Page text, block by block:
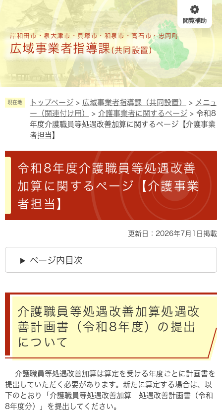
の
。
メニューを飛ばして本文へ
岸和田市・泉大津市・貝塚市・和泉市・高石市・忠岡町
広域事業者指導課 (共同設置)
現在地 トップページ > 広域事業者指導課（共同設置） > メニュ
ー（関連付け用）
> 介護事業者に関するページ > 令和8
年度介護職員等処遇改善加算に関するページ【介護事業
者担当】
本
令和8年度介護職員等処遇改善
加算に関するページ【介護事業
者担当】
更新日：2026年7月1日掲載
ページ内目次
介護職員等処遇改善加算処遇改
善計画書（令和8年度）の提出
について
介護職員等処遇改善加算は算定を受ける年度ごとに計画書を
提出していただく必要があります。新たに算定する場合は、以
下のとおり「介護職員等処遇改善加算 処遇改善計画書（令和
8年度分）」を提出してください。